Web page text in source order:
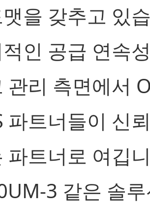
을 갖추고 있
인 공급 연속
관리 측면에서
파트너들이 신
파트너로 여깁
3 같은 솔